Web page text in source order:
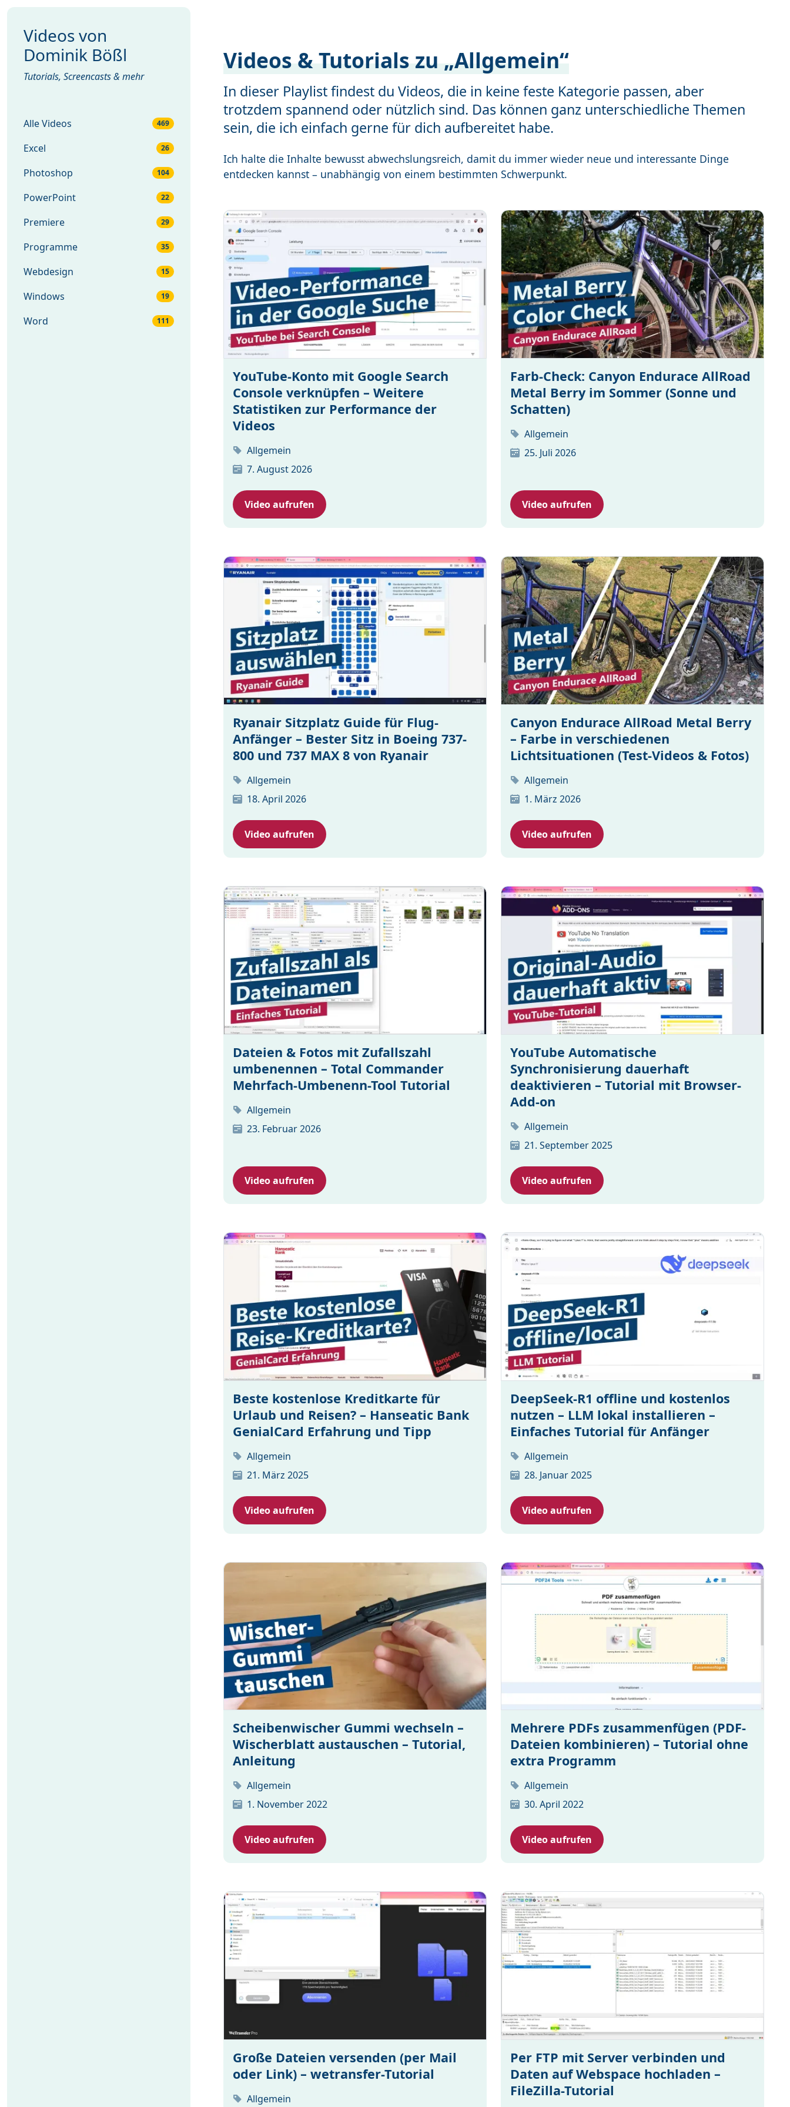
Videos & Tutorials zu „Allgemein“
In dieser Playlist findest du Videos, die in keine feste Kategorie passen, aber
trotzdem spannend oder nützlich sind. Das können ganz unterschiedliche Themen
sein, die ich einfach gerne für dich aufbereitet habe.
Ich halte die Inhalte bewusst abwechslungsreich, damit du immer wieder neue und interessante Dinge
entdecken kannst – unabhängig von einem bestimmten Schwerpunkt.
YouTube-Konto mit Google Search
Console verknüpfen – Weitere
Statistiken zur Performance der
Videos
Allgemein
7. August 2026
Video aufrufen
Farb-Check: Canyon Endurace AllRoad
Metal Berry im Sommer (Sonne und
Schatten)
Allgemein
25. Juli 2026
Video aufrufen
Ryanair Sitzplatz Guide für Flug-
Anfänger – Bester Sitz in Boeing 737-
800 und 737 MAX 8 von Ryanair
Allgemein
18. April 2026
Video aufrufen
Canyon Endurace AllRoad Metal Berry
– Farbe in verschiedenen
Lichtsituationen (Test-Videos & Fotos)
Allgemein
1. März 2026
Video aufrufen
Dateien & Fotos mit Zufallszahl
umbenennen – Total Commander
Mehrfach-Umbenenn-Tool Tutorial
Allgemein
23. Februar 2026
Video aufrufen
YouTube Automatische
Synchronisierung dauerhaft
deaktivieren – Tutorial mit Browser-
Add-on
Allgemein
21. September 2025
Video aufrufen
Beste kostenlose Kreditkarte für
Urlaub und Reisen? – Hanseatic Bank
GenialCard Erfahrung und Tipp
Allgemein
21. März 2025
Video aufrufen
DeepSeek-R1 offline und kostenlos
nutzen – LLM lokal installieren –
Einfaches Tutorial für Anfänger
Allgemein
28. Januar 2025
Video aufrufen
Scheibenwischer Gummi wechseln –
Wischerblatt austauschen – Tutorial,
Anleitung
Allgemein
1. November 2022
Video aufrufen
Mehrere PDFs zusammenfügen (PDF-
Dateien kombinieren) – Tutorial ohne
extra Programm
Allgemein
30. April 2022
Video aufrufen
Große Dateien versenden (per Mail
oder Link) – wetransfer-Tutorial
Allgemein
Per FTP mit Server verbinden und
Daten auf Webspace hochladen –
FileZilla-Tutorial
Videos von
Dominik Bößl
Tutorials, Screencasts & mehr
Alle Videos 469
Excel 26
Photoshop 104
PowerPoint 22
Premiere 29
Programme 35
Webdesign 15
Windows 19
Word 111